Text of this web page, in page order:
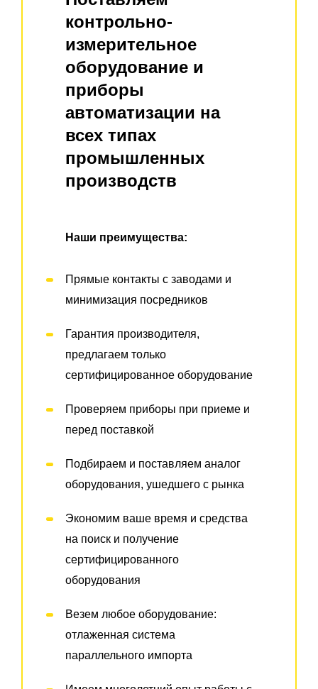
контрольно-
измерительное
оборудование и
приборы
автоматизации на
всех типах
промышленных
производств
Наши преимущества:
Прямые контакты с заводами и
минимизация посредников
Гарантия производителя,
предлагаем только
сертифицированное оборудование
Проверяем приборы при приеме и
перед поставкой
Подбираем и поставляем аналог
оборудования, ушедшего с рынка
Экономим ваше время и средства
на поиск и получение
сертифицированного
оборудования
Везем любое оборудование:
отлаженная система
параллельного импорта